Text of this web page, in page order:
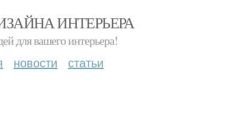
ИНТЕРЬЕРА
для вашего интерьера!
новости статьи